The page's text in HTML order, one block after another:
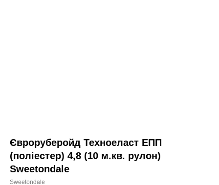
Євроруберойд Техноеласт ЕПП
(поліестер) 4,8 (10 м.кв. рулон)
Sweetondale
Sweetondale